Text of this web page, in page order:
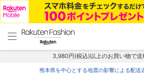
menu home
トップ
3,980円(税込)以上のお買い物で送
熊本県を中心とする地震の影響による配送